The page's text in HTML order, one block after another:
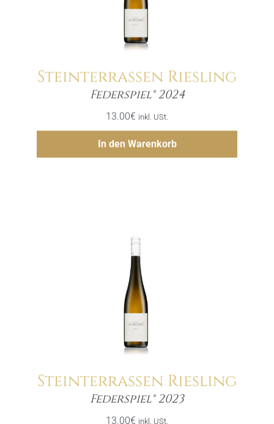
Steinterrassen Riesling
Federspiel® 2024
13.00€ inkl. USt.
In den Warenkorb
Menge
Hinzufügen
Steinterrassen Riesling
Federspiel® 2023
13.00€ inkl. USt.
Menge